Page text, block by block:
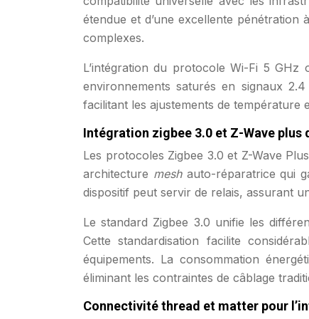
étendue et d’une excellente pénétration
complexes.
L’intégration du protocole Wi-Fi 5
environnements saturés en signaux
facilitant les ajustements de température
Intégration zigbee 3.0 et Z-Wave
Les protocoles Zigbee 3.0 et Z-Wave
architecture mesh auto-réparatrice qui
dispositif peut servir de relais, assurant
Le standard Zigbee 3.0 unifie les
Cette standardisation facilite
équipements. La consommation
éliminant les contraintes de câblage
Connectivité thread et matter pour